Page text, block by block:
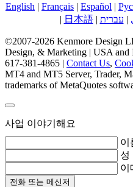
English | Français | Español |
| 日本語| עברית |
©2007-2026 Kenmore Design
Design, & Marketing | USA and
617-381-4865 | Contact Us,
MT4 and MT5 Server, Trader,
trademarks of MetaQuotes
사업 이야기해요
이
성
이
전화 또는 메신저